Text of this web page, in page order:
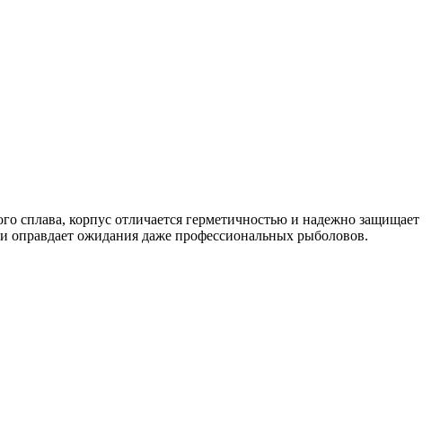
сплава, корпус отличается герметичностью и надежно защищает
оправдает ожидания даже профессиональных рыболовов.